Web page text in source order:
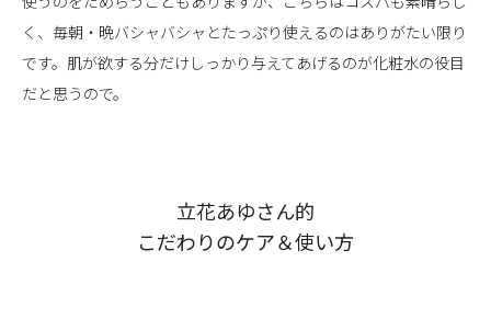
く、毎朝・晩バシャバシャとたっぷり使えるのはありがたい限り
です。肌が欲する分だけしっかり与えてあげるのが化粧水の役目
だと思うので。
立花あゆさん的
こだわりのケア＆使い方